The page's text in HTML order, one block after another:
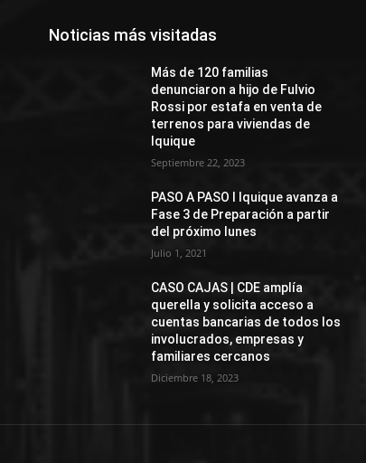
Noticias más visitadas
Más de 120 familias
denunciaron a hijo de Fulvio
Rossi por estafa en venta de
terrenos para viviendas de
Iquique
Septiembre 22, 2023
PASO A PASO I Iquique avanza a
Fase 3 de Preparación a partir
del próximo lunes
Julio 1, 2021
CASO CAJAS | CDE amplía
querella y solicita acceso a
cuentas bancarias de todos los
involucrados, empresas y
familiares cercanos
Diciembre 18, 2023